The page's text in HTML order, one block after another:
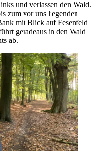
und verlassen den Wald.
zum vor uns liegenden
mit Blick auf Fesenfeld
geradeaus in den Wald
ab.